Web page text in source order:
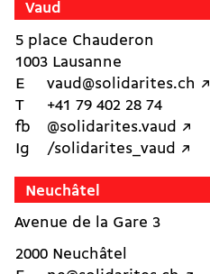
Vaud
5 place Chauderon
1003 Lausanne
E
vaud@solidarites.ch ↗︎
T
+41 79 402 28 74
fb
@solidarites.vaud ↗︎
Ig
/solidarites_vaud ↗︎
Neuchâtel
Avenue de la Gare 3
2000 Neuchâtel